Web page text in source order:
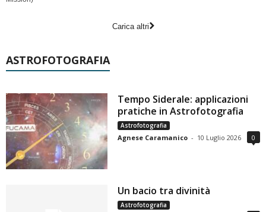
Carica altri
ASTROFOTOGRAFIA
Tempo Siderale: applicazioni
pratiche in Astrofotografia
Astrofotografia
Agnese Caramanico - 10 Luglio 2026 0
Un bacio tra divinità
Astrofotografia